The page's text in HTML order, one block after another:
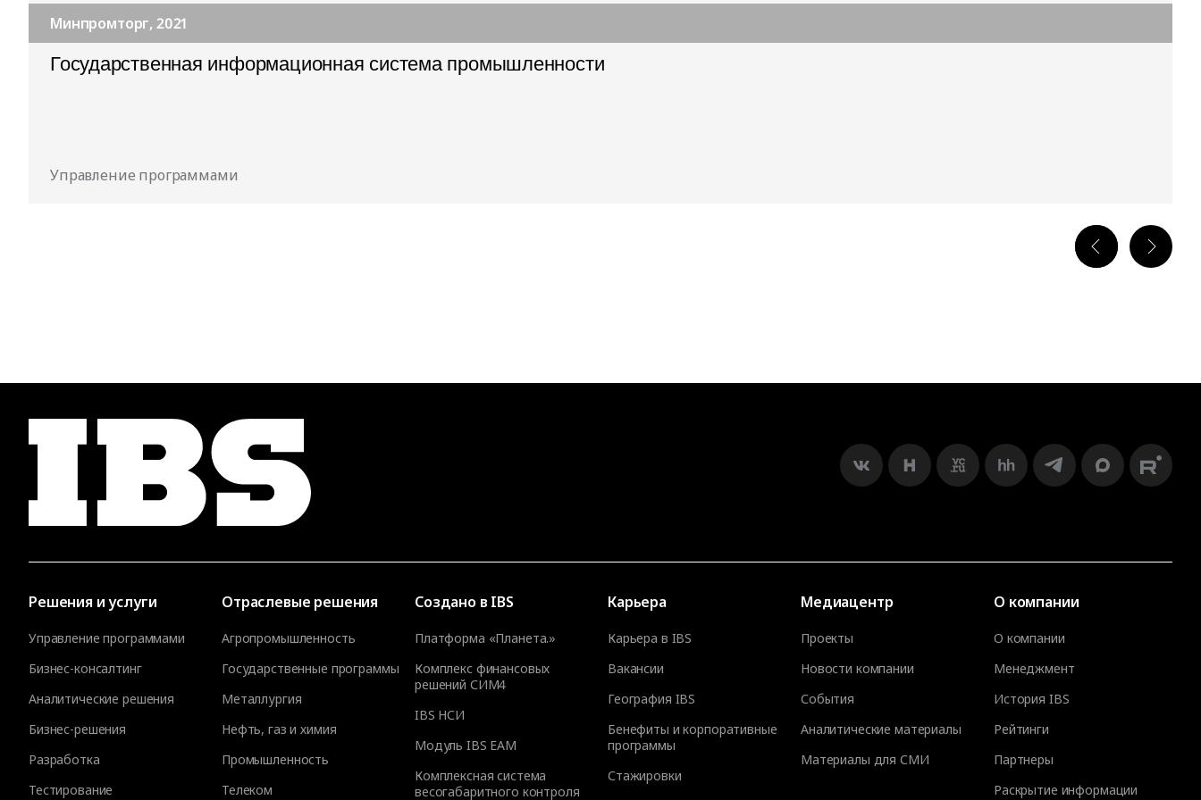
Минпромторг, 2021
Государственная информационная система промышленности
Управление программами
Решения и услуги
Управление программами
Бизнес-консалтинг
Аналитические решения
Бизнес-решения
Разработка
Тестирование
Отраслевые решения
Агропромышленность
Государственные программы
Металлургия
Нефть, газ и химия
Промышленность
Телеком
Создано в IBS
Платформа «Планета.»
Комплекс финансовых
решений СИМ4
IBS НСИ
Модуль IBS EAM
Комплексная система
весогабаритного контроля
Карьера
Карьера в IBS
Вакансии
География IBS
Бенефиты и корпоративные
программы
Стажировки
Медиацентр
Проекты
Новости компании
События
Аналитические материалы
Материалы для СМИ
О компании
О компании
Менеджмент
История IBS
Рейтинги
Партнеры
Раскрытие информации